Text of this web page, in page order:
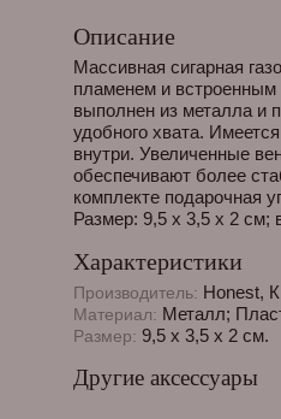
Описание
Массивная сигарная
пламенем и
выполнен из металла и
удобного хвата.
внутри. Увеличенные
обеспечивают более
комплекте подарочная
Размер: 9,5 х 3,5 х 2 см;
Характеристики
Производитель: Honest,
Материал: Металл;
Размер: 9,5 х 3,5 х 2 см.
Другие аксессуары